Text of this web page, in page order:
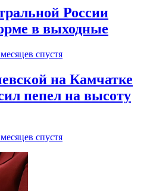
России
в выходные
спустя
на Камчатке
пепел на высоту
спустя